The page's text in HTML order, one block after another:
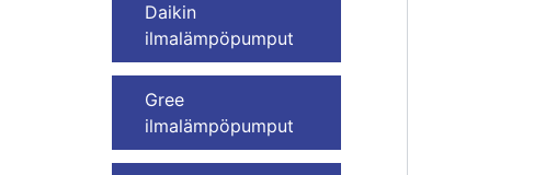
Daikin
ilmalämpöpumput
Gree
ilmalämpöpumput